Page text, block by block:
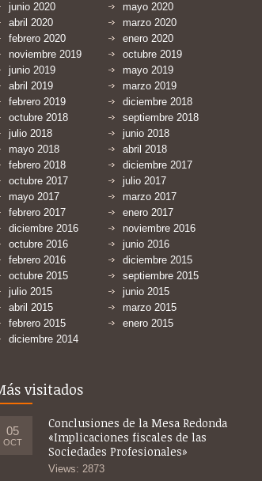
junio 2020
mayo 2020
abril 2020
marzo 2020
febrero 2020
enero 2020
noviembre 2019
octubre 2019
junio 2019
mayo 2019
abril 2019
marzo 2019
febrero 2019
diciembre 2018
octubre 2018
septiembre 2018
julio 2018
junio 2018
mayo 2018
abril 2018
febrero 2018
diciembre 2017
octubre 2017
julio 2017
mayo 2017
marzo 2017
febrero 2017
enero 2017
diciembre 2016
noviembre 2016
octubre 2016
junio 2016
febrero 2016
diciembre 2015
octubre 2015
septiembre 2015
julio 2015
junio 2015
abril 2015
marzo 2015
febrero 2015
enero 2015
diciembre 2014
visitados
05
OCT
Conclusiones de la Mesa Redonda
«Implicaciones fiscales de las
Sociedades Profesionales»
Views: 2873